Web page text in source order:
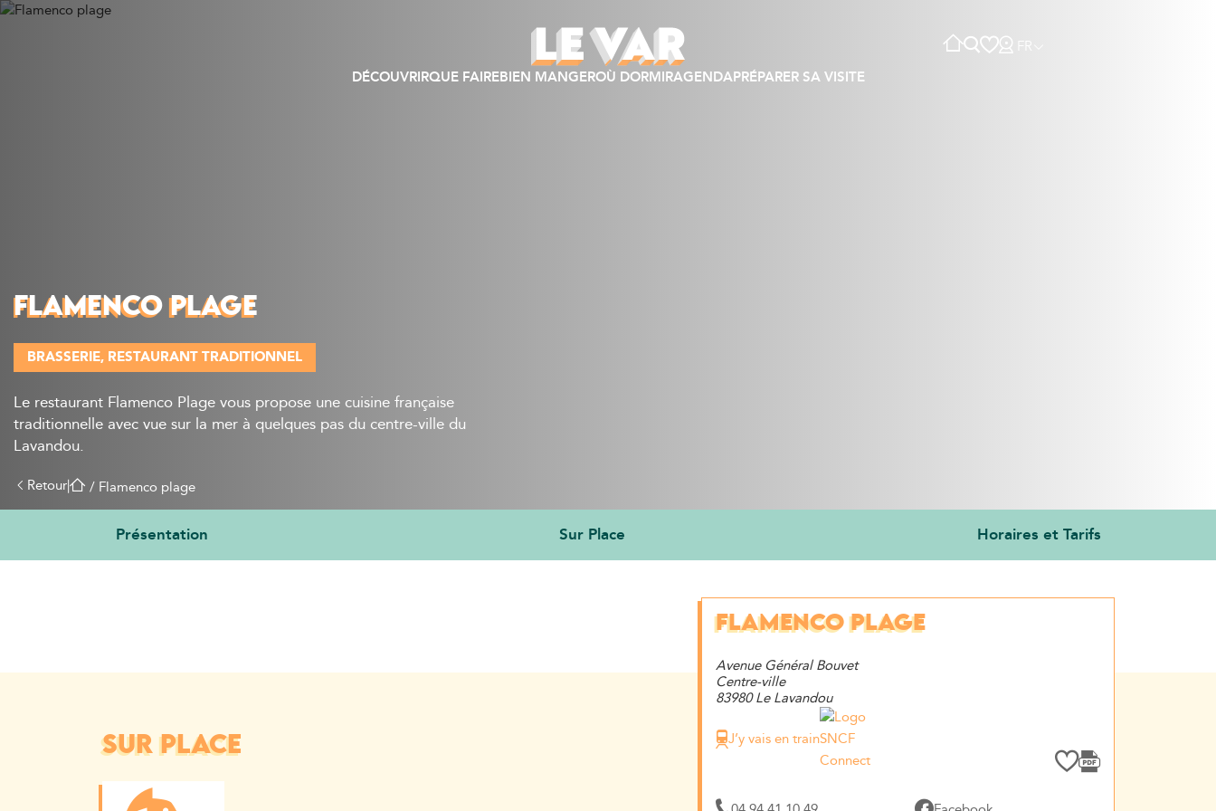
FR
DÉCOUVRIRQUE FAIREBIEN MANGEROÙ DORMIRAGENDAPRÉPARER SA VISITE
FLAMENCO PLAGE
BRASSERIE RESTAURANT TRADITIONNEL
Le restaurant Flamenco Plage vous propose une cuisine française
traditionnelle avec vue sur la mer à quelques pas du centre-ville du
Lavandou.
Retour| / Flamenco plage
Présentation Sur Place Horaires et Tarifs
FLAMENCO PLAGE
Avenue Général Bouvet
Centre-ville
83980 Le Lavandou
J’y vais en train
SUR PLACE